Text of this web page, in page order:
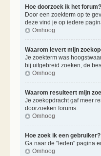
Hoe doorzoek ik het forum?
Door een zoekterm op te
deze vind je op iedere
Omhoog
Waarom levert mijn
Je zoekterm was
bij uitgebreid zoeken, de
Omhoog
Waarom resulteert mijn
Je zoekopdracht gaf meer
doorzoeken forums.
Omhoog
Hoe zoek ik een gebruiker?
Ga naar de "leden" pagina
Omhoog